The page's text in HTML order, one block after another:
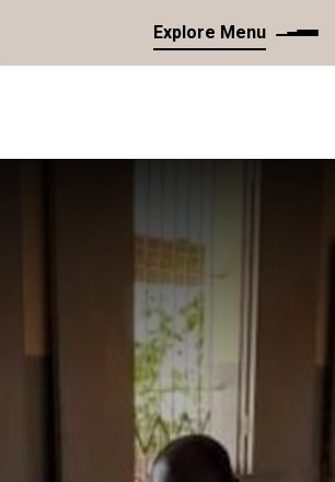
Explore Menu